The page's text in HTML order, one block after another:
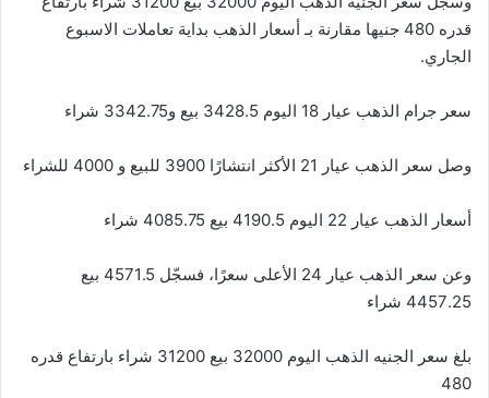
قدره 480 جنيها مقارنة بـ أسعار الذهب بداية تعاملات الاسبوع
الجاري.
سعر جرام الذهب عيار 18 اليوم 3428.5 بيع و3342.75 شراء
وصل سعر الذهب عيار 21 الأكثر انتشارًا 3900 للبيع و 4000 للشراء
أسعار الذهب عيار 22 اليوم 4190.5 بيع 4085.75 شراء
وعن سعر الذهب عيار 24 الأعلى سعرًا، فسجّل 4571.5 بيع
4457.25 شراء
بلغ سعر الجنيه الذهب اليوم 32000 بيع 31200 شراء بارتفاع قدره
480